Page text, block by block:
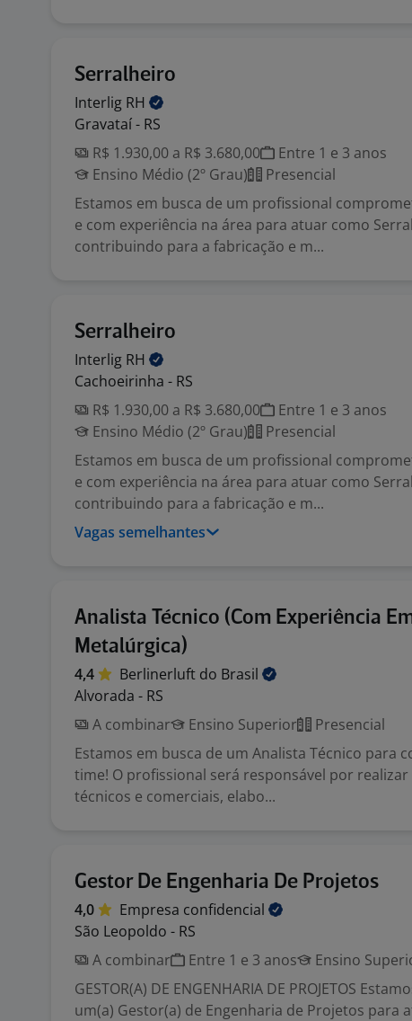
Serralheiro
Interlig RH
Gravataí - RS
R$ 1.930,00 a R$ 3.680,00
Entre 1 e 3 anos
Ensino Médio (2º Grau)
Presencial
Estamos em busca de um profissional
e com experiência na área para atuar como
contribuindo para a fabricação e m...
Serralheiro
Interlig RH
Cachoeirinha - RS
R$ 1.930,00 a R$ 3.680,00
Entre 1 e 3 anos
Ensino Médio (2º Grau)
Presencial
Estamos em busca de um profissional
e com experiência na área para atuar como
contribuindo para a fabricação e m...
Vagas semelhantes
Analista Técnico (Com Experiência
Metalúrgica)
4,4 Berlinerluft do Brasil
Alvorada - RS
A combinar
Ensino Superior
Presencial
Estamos em busca de um Analista Técnico para
time! O profissional será responsável por
técnicos e comerciais, elabo...
Gestor De Engenharia De Projetos
4,0 Empresa confidencial
São Leopoldo - RS
A combinar
Entre 1 e 3 anos Ensino
GESTOR(A) DE ENGENHARIA DE PROJETOS
um(a) Gestor(a) de Engenharia de Projetos para